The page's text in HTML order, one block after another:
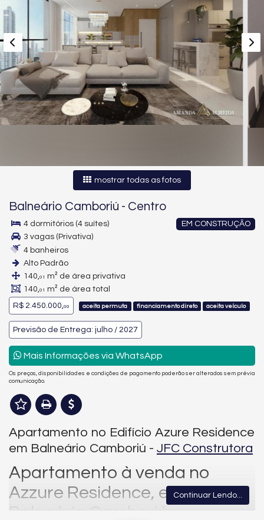
mostrar todas as fotos
Balneário Camboriú - Centro
EM CONSTRUÇÃO
4 dormitórios (4 suítes)
3 vagas (Privativa)
4 banheiros
Alto Padrão
140,01 m² de área privativa
140,01 m² de área total
R$ 2.450.000,00 aceita permuta financiamento direto aceita veículo
Previsão de Entrega: julho / 2027
Mais Informações via WhatsApp
Os preços, disponibilidades e condições de pagamento poderão ser alterados sem prévia
comunicação.
Apartamento no Edifício Azure Residence
em Balneário Camboriú - JFC Construtora
Apartamento à venda no
Azzure Residence, em
Balneário Camboriú
Continuar Lendo...